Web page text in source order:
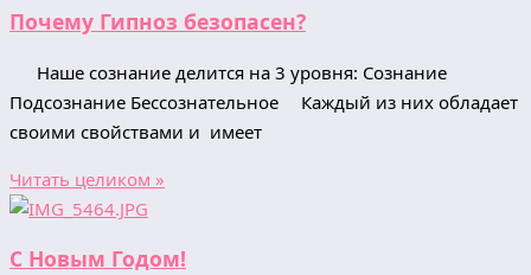
Почему Гипноз безопасен?
⠀ Наше сознание делится на 3 уровня: Сознание
Подсознание Бессознательное ⠀ Каждый из них обладает
своими свойствами и имеет
Читать целиком »
C Новым Годом!